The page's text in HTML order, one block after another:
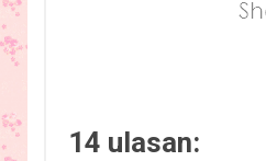
14 ulasan: